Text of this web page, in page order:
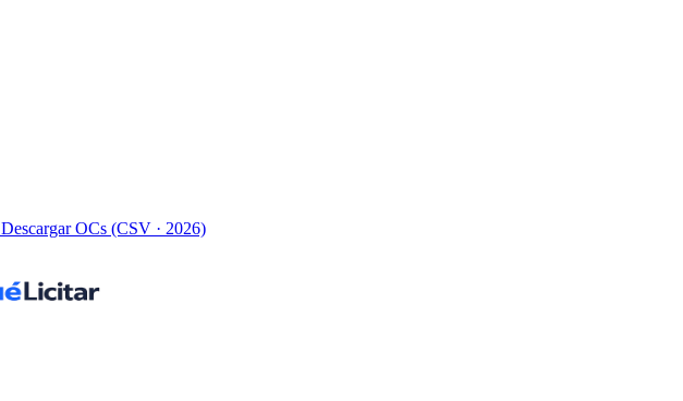
Descargar OCs (CSV · 2026)